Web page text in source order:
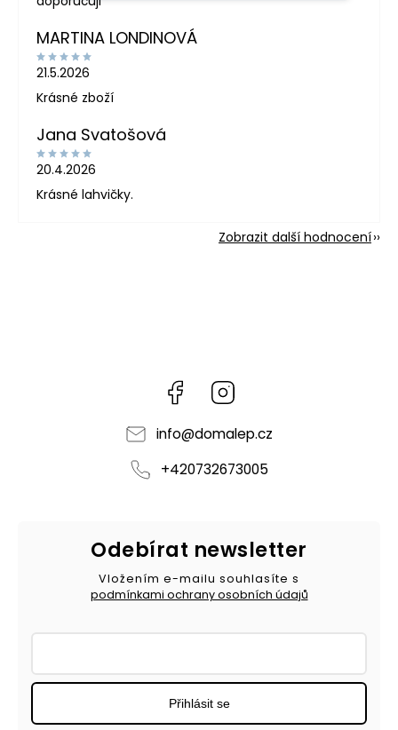
MARTINA LONDINOVÁ
21.5.2026
Krásné zboží
Jana Svatošová
20.4.2026
Krásné lahvičky.
Zobrazit další hodnocení
Facebook
info@domalep.cz
+420732673005
Odebírat newsletter
Vložením e-mailu souhlasíte s
podmínkami ochrany osobních údajů
Přihlásit se